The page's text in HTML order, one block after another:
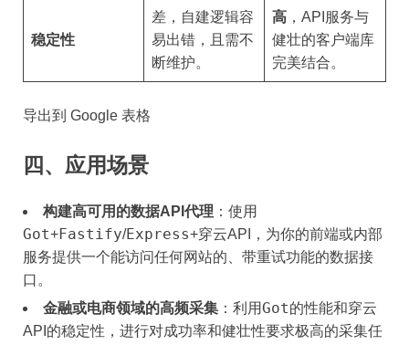
稳定性
差，自建逻辑容
易出错，且需不
断维护。
高 ，API服务与
健壮的客户端库
完美结合。
导出到 Google 表格
四、应用场景
构建高可用的数据API代理 ：使用
Got+Fastify/Express+穿云API，为你的前端或内部
服务提供一个能访问任何网站的、带重试功能的数据接
口。
金融或电商领域的高频采集 ：利用Got的性能和穿云
API的稳定性，进行对成功率和健壮性要求极高的采集任